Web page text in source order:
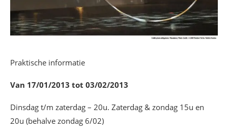
Praktische informatie
Van 17/01/2013 tot 03/02/2013
Dinsdag t/m zaterdag – 20u. Zaterdag & zondag 15u en
20u (behalve zondag 6/02)